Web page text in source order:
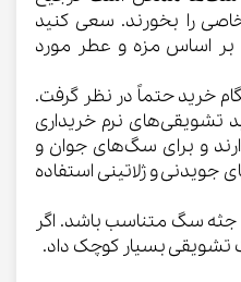
را بخورند. سعی کنید
بر اساس مزه و عطر مورد
خرید حتماً در نظر گرفت.
تشویقی‌های نرم خریداری
و برای سگ‌های جوان و
و ژلاتینی استفاده
جثه سگ متناسب باشد. اگر
تشویقی بسیار کوچک داد.